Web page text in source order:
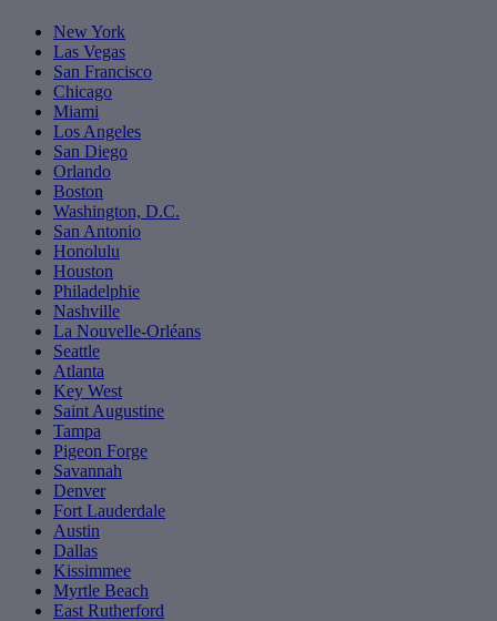
New York
Las Vegas
San Francisco
Chicago
Miami
Los Angeles
San Diego
Orlando
Boston
Washington, D.C.
San Antonio
Honolulu
Houston
Philadelphie
Nashville
La Nouvelle-Orléans
Seattle
Atlanta
Key West
Saint Augustine
Tampa
Pigeon Forge
Savannah
Denver
Fort Lauderdale
Austin
Dallas
Kissimmee
Myrtle Beach
East Rutherford